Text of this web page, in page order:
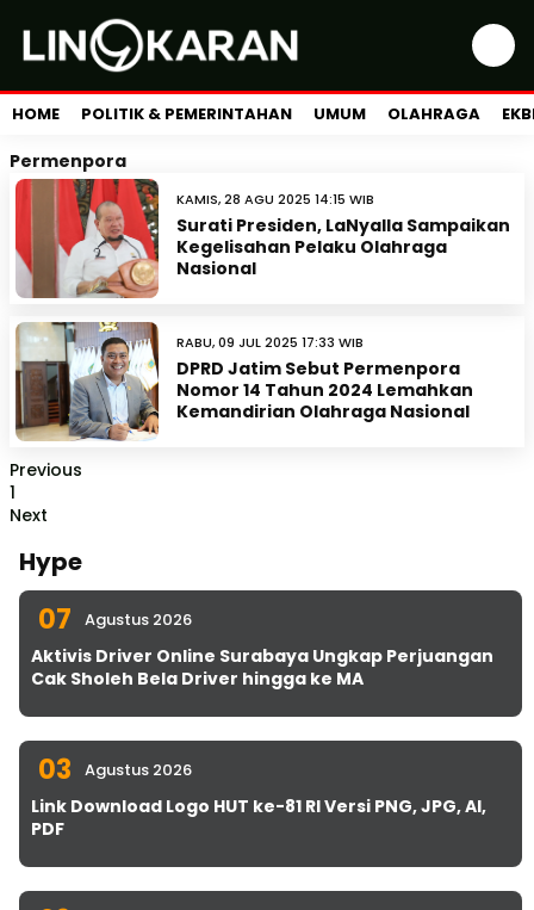
HOME POLITIK & PEMERINTAHAN UMUM OLAHRAGA
Permenpora
KAMIS, 28 AGU 2025 14:15 WIB
Surati Presiden, LaNyalla Sampaikan
Kegelisahan Pelaku Olahraga
Nasional
RABU, 09 JUL 2025 17:33 WIB
DPRD Jatim Sebut Permenpora
Nomor 14 Tahun 2024 Lemahkan
Kemandirian Olahraga Nasional
Previous
1
Next
Hype
07 Agustus 2026
Aktivis Driver Online Surabaya Ungkap Perjuangan
Cak Sholeh Bela Driver hingga ke MA
03 Agustus 2026
Link Download Logo HUT ke-81 RI Versi PNG, JPG, AI,
PDF